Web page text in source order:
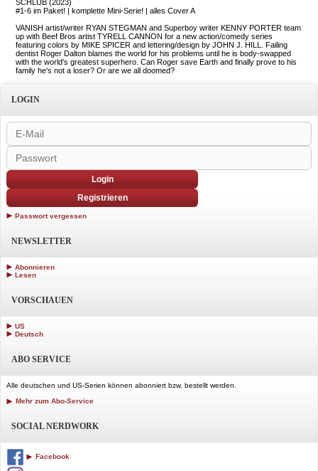
SCHLUB (2023)
#1-6 im Paket! | komplette Mini-Serie! | alles Cover A
VANISH artist/writer RYAN STEGMAN and Superboy writer KENNY PORTER team
up with Beef Bros artist TYRELL CANNON for a new action/comedy series
featuring colors by MIKE SPICER and lettering/design by JOHN J. HILL. Failing
dentist Roger Dalton blames the world for his problems until he is body-swapped
with the world's greatest superhero. Can Roger save Earth and finally prove to his
family he's not a loser? Or are we all doomed?
LOGIN
Login
Registrieren
Passwort vergessen
NEWSLETTER
Abonnieren
Lesen
VORSCHAUEN
US
Deutsch
ABO SERVICE
Alle deutschen und US-Serien können abonniert bzw. bestellt werden.
Mehr zum Abo-Service
SOCIAL NERDWORK
Facebook